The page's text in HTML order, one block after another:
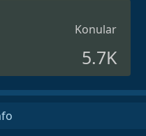
Konular
5.7K